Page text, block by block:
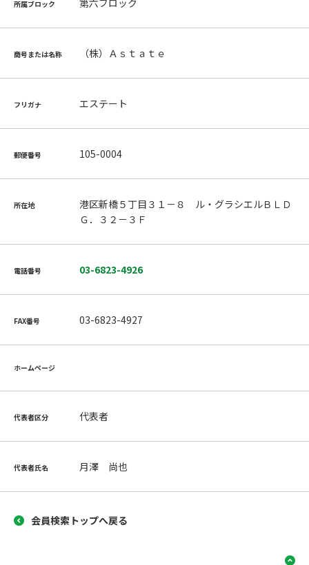
所属ブロック 第六ブロック
商号または名称 （株）Ａｓｔａｔｅ
フリガナ エステート
郵便番号 105-0004
所在地
港区新橋５丁目３１－８ ル・グラシエルＢＬＤ
Ｇ．３２－３Ｆ
電話番号 03-6823-4926
FAX番号 03-6823-4927
ホームページ
代表者区分 代表者
代表者氏名 月澤 尚也
会員検索トップへ戻る